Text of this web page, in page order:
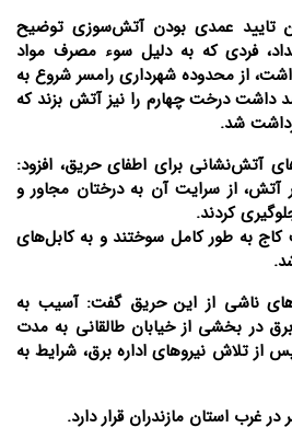
تایید عمدی بودن آتش‌سوزی توضیح
فردی که به دلیل سوء مصرف مواد
از محدوده شهرداری رامسر شروع به
داشت درخت چهارم را نیز آتش بزند که
شد.
آتش‌نشانی برای اطفای حریق، افزود:
آتش، از سرایت آن به درختان مجاور و
کردند.
کاج به طور کامل سوختند و به کابل‌های
ناشی از این حریق گفت: آسیب به
در بخشی از خیابان طالقانی به مدت
تلاش نیروهای اداره برق، شرایط به